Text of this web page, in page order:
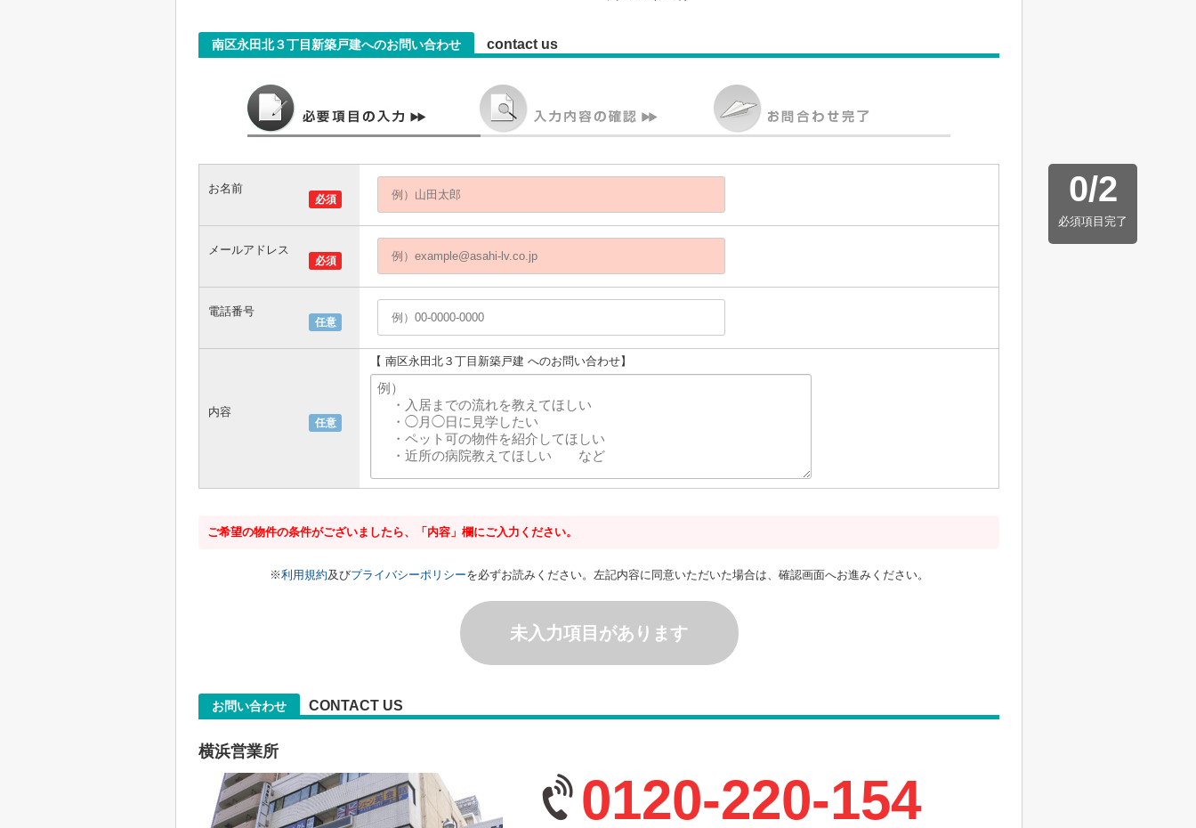
南区永田北３丁目新築戸建へのお問い合わせ contact us
0/2
必須項目完了
必須
お名前
必須
メールアドレス
任意
電話番号
任意
内容
【 南区永田北３丁目新築戸建 へのお問い合わせ】
ご希望の物件の条件がございましたら、「内容」欄にご入力ください。
※利用規約及びプライバシーポリシーを必ずお読みください。左記内容に同意いただいた場合は、確認画面へお進みください。
未入力項目があります
お問い合わせ CONTACT US
横浜営業所
0120-220-154